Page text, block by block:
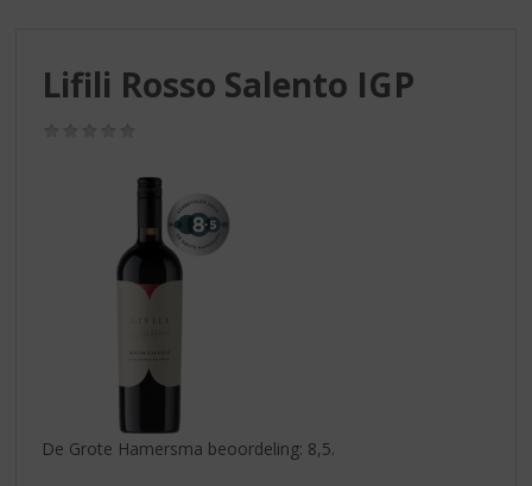
Lifili Rosso Salento IGP
De Grote Hamersma beoordeling: 8,5.